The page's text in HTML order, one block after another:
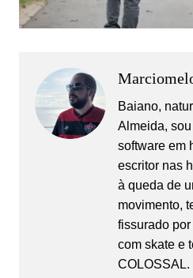
Baiano,
Almeida,
software em
escritor nas
à queda de
movimento,
fissurado
com skate e
COLOSSAL.